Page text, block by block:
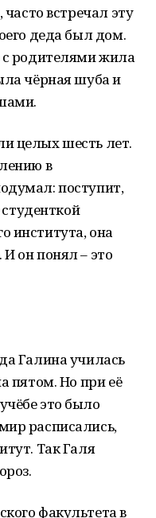
встречал эту
деда был дом.
с родителями жила
чёрная шуба и
целых шесть лет.
в
поступит,
студенткой
института, она
он понял – это
Галина училась
пятом. Но при её
это было
расписались,
Так Галя
факультета в